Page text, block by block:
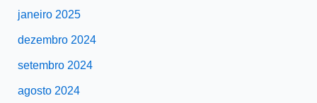
janeiro 2025
dezembro 2024
setembro 2024
agosto 2024